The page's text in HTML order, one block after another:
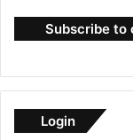
Subscribe to
Login